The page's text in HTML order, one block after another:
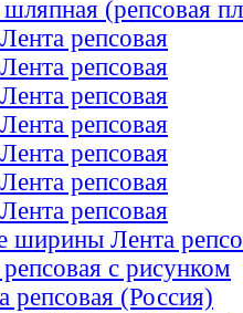
(репсовая
репсовая
репсовая
репсовая
репсовая
репсовая
репсовая
репсовая
ширины Лента
с рисунком
репсовая (Россия)